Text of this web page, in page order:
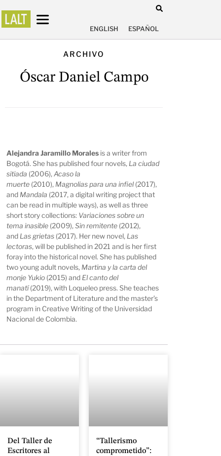
ENGLISH ESPAÑOL
ARCHIVO
Óscar Daniel Campo
Alejandra Jaramillo Morales is a writer from
Bogotá. She has published four novels, La ciudad
sitiada (2006),Acaso la
muerte (2010), Magnolias para una infiel (2017),
and Mandala (2017, a digital writing project that
can be read in multiple ways), as well as three
short story collections: Variaciones sobre un
tema inasible (2009),Sin remitente (2012),
and Las grietas (2017). Her new novel, Las
lectoras, will be published in 2021 and is her first
foray into the historical novel. She has published
two young adult novels, Martina y la carta del
monje Yukio (2015) and El canto del
manatí(2019), with Loqueleo press. She teaches
in the Department of Literature and the master’s
program in Creative Writing of the Universidad
Nacional de Colombia.
Del Taller de
Escritores al
“Tallerismo
comprometido”: